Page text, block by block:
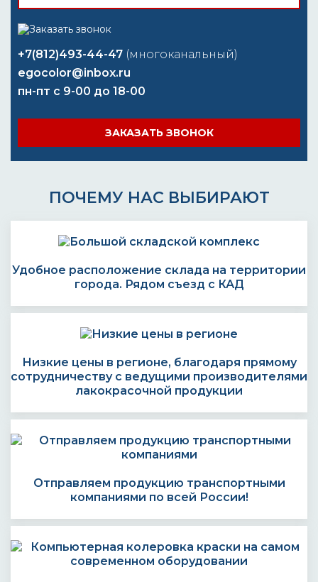
+7(812)493-44-47 (многоканальный)
egocolor@inbox.ru
пн-пт с 9-00 до 18-00
ЗАКАЗАТЬ ЗВОНОК
ПОЧЕМУ НАС ВЫБИРАЮТ
Удобное расположение склада на территории
города. Рядом съезд с КАД
Низкие цены в регионе, благодаря прямому
сотрудничеству с ведущими производителями
лакокрасочной продукции
Отправляем продукцию транспортными
компаниями по всей России!